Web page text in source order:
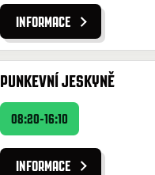
INFORMACE
PUNKEVNÍ JESKYNĚ
08:20-16:10
INFORMACE